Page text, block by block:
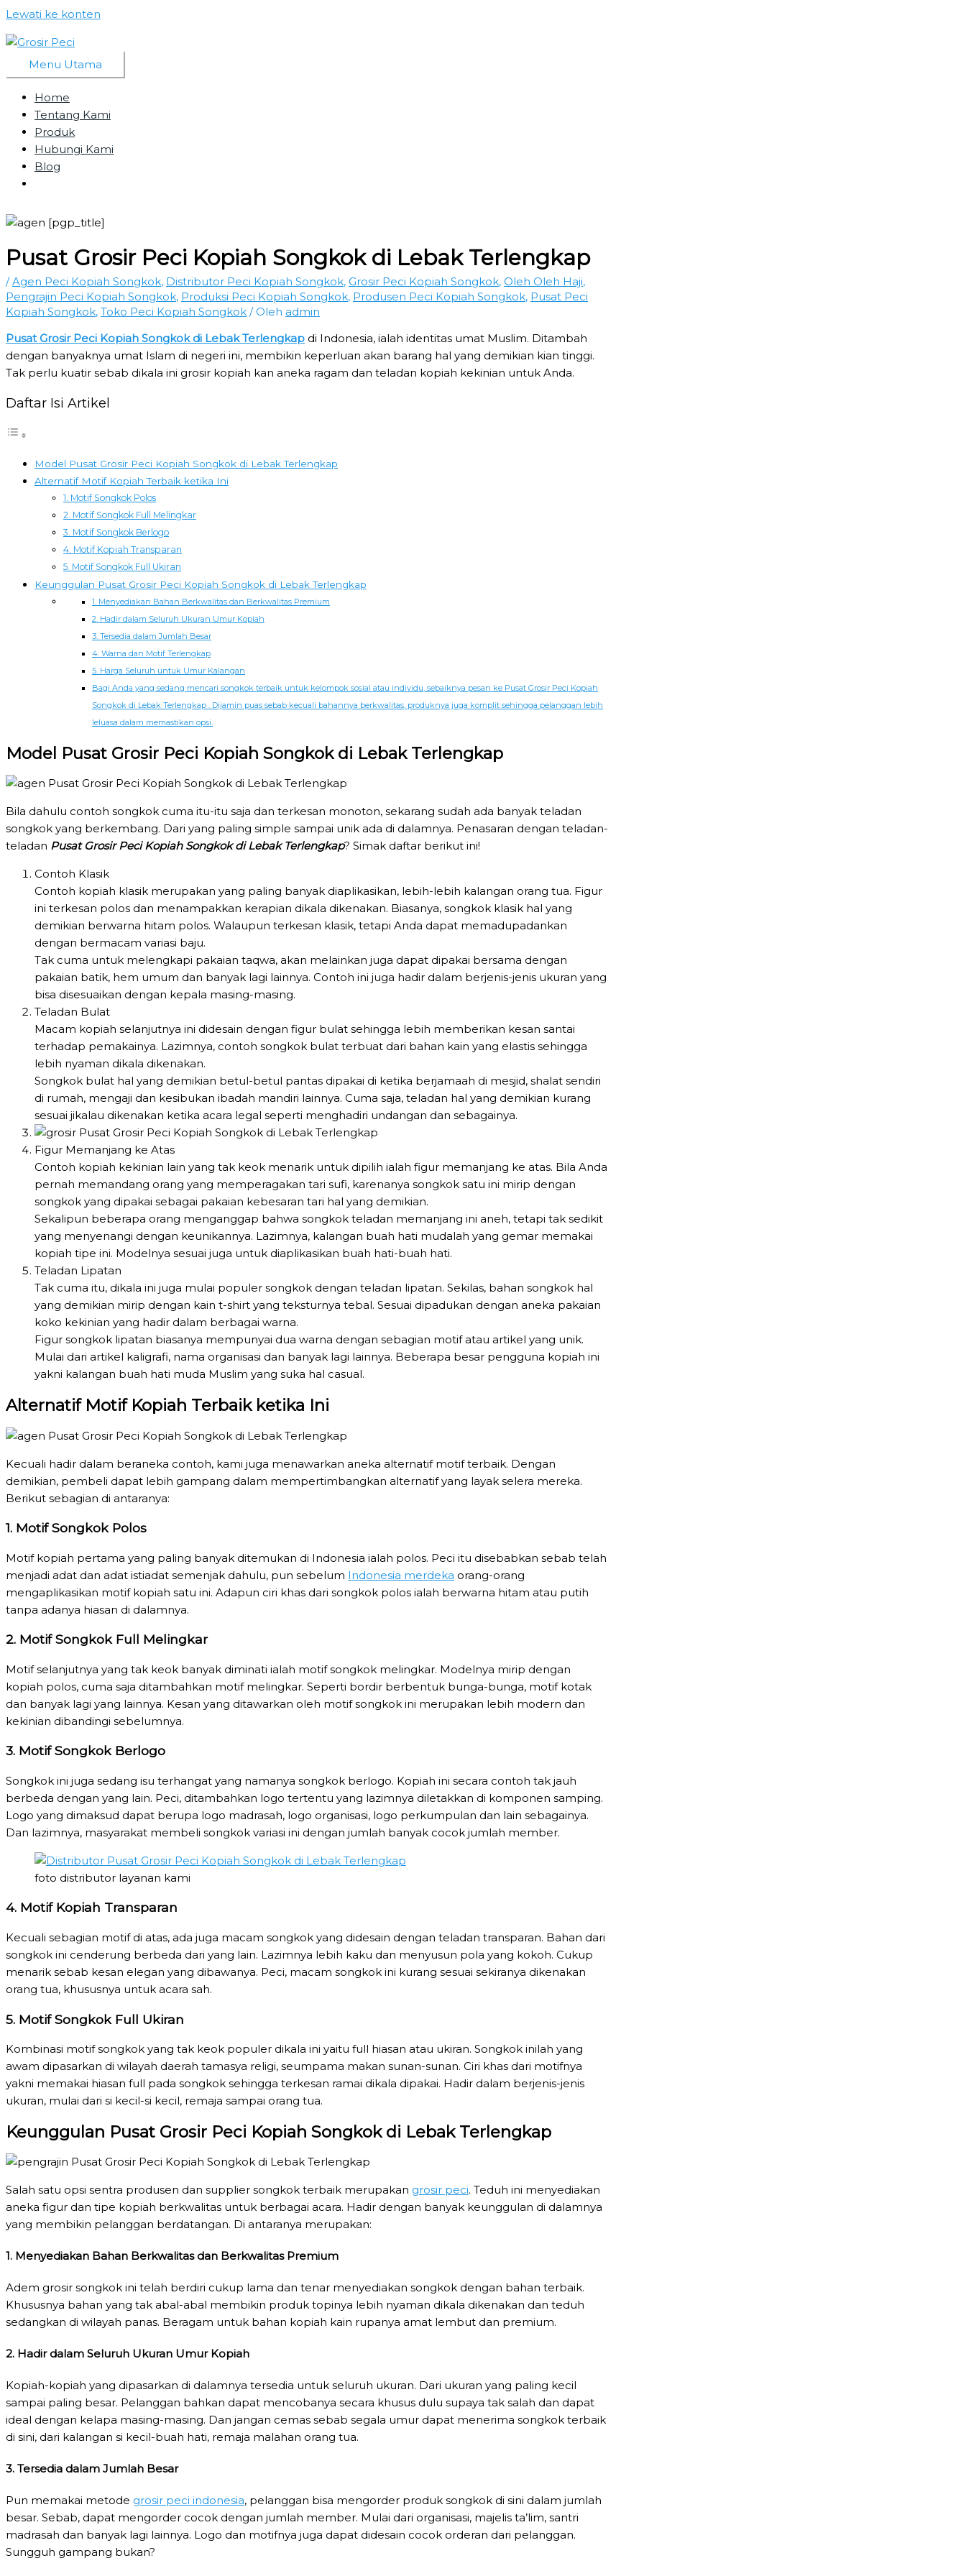
Lewati ke konten
Menu Utama
Home
Tentang Kami
Produk
Hubungi Kami
Blog
Pusat Grosir Peci Kopiah Songkok di Lebak Terlengkap
/Agen Peci Kopiah Songkok, Distributor Peci Kopiah Songkok, Grosir Peci Kopiah Songkok, Oleh Oleh Haji,
Pengrajin Peci Kopiah Songkok, Produksi Peci Kopiah Songkok, Produsen Peci Kopiah Songkok, Pusat Peci
Kopiah Songkok, Toko Peci Kopiah Songkok / Oleh admin
Pusat Grosir Peci Kopiah Songkok di Lebak Terlengkap di Indonesia, ialah identitas umat Muslim. Ditambah
dengan banyaknya umat Islam di negeri ini, membikin keperluan akan barang hal yang demikian kian tinggi.
Tak perlu kuatir sebab dikala ini grosir kopiah kan aneka ragam dan teladan kopiah kekinian untuk Anda.
Daftar Isi Artikel
Model Pusat Grosir Peci Kopiah Songkok di Lebak Terlengkap
Alternatif Motif Kopiah Terbaik ketika Ini
1. Motif Songkok Polos
2. Motif Songkok Full Melingkar
3. Motif Songkok Berlogo
4. Motif Kopiah Transparan
5. Motif Songkok Full Ukiran
Keunggulan Pusat Grosir Peci Kopiah Songkok di Lebak Terlengkap
1. Menyediakan Bahan Berkwalitas dan Berkwalitas Premium
2. Hadir dalam Seluruh Ukuran Umur Kopiah
3. Tersedia dalam Jumlah Besar
4. Warna dan Motif Terlengkap
5. Harga Seluruh untuk Umur Kalangan
Bagi Anda yang sedang mencari songkok terbaik untuk kelompok sosial atau individu, sebaiknya pesan ke Pusat Grosir Peci Kopiah
Songkok di Lebak Terlengkap . Dijamin puas sebab kecuali bahannya berkwalitas, produknya juga komplit sehingga pelanggan lebih
leluasa dalam memastikan opsi.
Model Pusat Grosir Peci Kopiah Songkok di Lebak Terlengkap
Bila dahulu contoh songkok cuma itu-itu saja dan terkesan monoton, sekarang sudah ada banyak teladan
songkok yang berkembang. Dari yang paling simple sampai unik ada di dalamnya. Penasaran dengan teladan-
teladan Pusat Grosir Peci Kopiah Songkok di Lebak Terlengkap? Simak daftar berikut ini!
Contoh Klasik
Contoh kopiah klasik merupakan yang paling banyak diaplikasikan, lebih-lebih kalangan orang tua. Figur
ini terkesan polos dan menampakkan kerapian dikala dikenakan. Biasanya, songkok klasik hal yang
demikian berwarna hitam polos. Walaupun terkesan klasik, tetapi Anda dapat memadupadankan
dengan bermacam variasi baju.
Tak cuma untuk melengkapi pakaian taqwa, akan melainkan juga dapat dipakai bersama dengan
pakaian batik, hem umum dan banyak lagi lainnya. Contoh ini juga hadir dalam berjenis-jenis ukuran yang
bisa disesuaikan dengan kepala masing-masing.
Teladan Bulat
Macam kopiah selanjutnya ini didesain dengan figur bulat sehingga lebih memberikan kesan santai
terhadap pemakainya. Lazimnya, contoh songkok bulat terbuat dari bahan kain yang elastis sehingga
lebih nyaman dikala dikenakan.
Songkok bulat hal yang demikian betul-betul pantas dipakai di ketika berjamaah di mesjid, shalat sendiri
di rumah, mengaji dan kesibukan ibadah mandiri lainnya. Cuma saja, teladan hal yang demikian kurang
sesuai jikalau dikenakan ketika acara legal seperti menghadiri undangan dan sebagainya.
Figur Memanjang ke Atas
Contoh kopiah kekinian lain yang tak keok menarik untuk dipilih ialah figur memanjang ke atas. Bila Anda
pernah memandang orang yang memperagakan tari sufi, karenanya songkok satu ini mirip dengan
songkok yang dipakai sebagai pakaian kebesaran tari hal yang demikian.
Sekalipun beberapa orang menganggap bahwa songkok teladan memanjang ini aneh, tetapi tak sedikit
yang menyenangi dengan keunikannya. Lazimnya, kalangan buah hati mudalah yang gemar memakai
kopiah tipe ini. Modelnya sesuai juga untuk diaplikasikan buah hati-buah hati.
Teladan Lipatan
Tak cuma itu, dikala ini juga mulai populer songkok dengan teladan lipatan. Sekilas, bahan songkok hal
yang demikian mirip dengan kain t-shirt yang teksturnya tebal. Sesuai dipadukan dengan aneka pakaian
koko kekinian yang hadir dalam berbagai warna.
Figur songkok lipatan biasanya mempunyai dua warna dengan sebagian motif atau artikel yang unik.
Mulai dari artikel kaligrafi, nama organisasi dan banyak lagi lainnya. Beberapa besar pengguna kopiah ini
yakni kalangan buah hati muda Muslim yang suka hal casual.
Alternatif Motif Kopiah Terbaik ketika Ini
Kecuali hadir dalam beraneka contoh, kami juga menawarkan aneka alternatif motif terbaik. Dengan
demikian, pembeli dapat lebih gampang dalam mempertimbangkan alternatif yang layak selera mereka.
Berikut sebagian di antaranya:
1. Motif Songkok Polos
Motif kopiah pertama yang paling banyak ditemukan di Indonesia ialah polos. Peci itu disebabkan sebab telah
menjadi adat dan adat istiadat semenjak dahulu, pun sebelum Indonesia merdeka orang-orang
mengaplikasikan motif kopiah satu ini. Adapun ciri khas dari songkok polos ialah berwarna hitam atau putih
tanpa adanya hiasan di dalamnya.
2. Motif Songkok Full Melingkar
Motif selanjutnya yang tak keok banyak diminati ialah motif songkok melingkar. Modelnya mirip dengan
kopiah polos, cuma saja ditambahkan motif melingkar. Seperti bordir berbentuk bunga-bunga, motif kotak
dan banyak lagi yang lainnya. Kesan yang ditawarkan oleh motif songkok ini merupakan lebih modern dan
kekinian dibandingi sebelumnya.
3. Motif Songkok Berlogo
Songkok ini juga sedang isu terhangat yang namanya songkok berlogo. Kopiah ini secara contoh tak jauh
berbeda dengan yang lain. Peci, ditambahkan logo tertentu yang lazimnya diletakkan di komponen samping.
Logo yang dimaksud dapat berupa logo madrasah, logo organisasi, logo perkumpulan dan lain sebagainya.
Dan lazimnya, masyarakat membeli songkok variasi ini dengan jumlah banyak cocok jumlah member.
foto distributor layanan kami
4. Motif Kopiah Transparan
Kecuali sebagian motif di atas, ada juga macam songkok yang didesain dengan teladan transparan. Bahan dari
songkok ini cenderung berbeda dari yang lain. Lazimnya lebih kaku dan menyusun pola yang kokoh. Cukup
menarik sebab kesan elegan yang dibawanya. Peci, macam songkok ini kurang sesuai sekiranya dikenakan
orang tua, khususnya untuk acara sah.
5. Motif Songkok Full Ukiran
Kombinasi motif songkok yang tak keok populer dikala ini yaitu full hiasan atau ukiran. Songkok inilah yang
awam dipasarkan di wilayah daerah tamasya religi, seumpama makan sunan-sunan. Ciri khas dari motifnya
yakni memakai hiasan full pada songkok sehingga terkesan ramai dikala dipakai. Hadir dalam berjenis-jenis
ukuran, mulai dari si kecil-si kecil, remaja sampai orang tua.
Keunggulan Pusat Grosir Peci Kopiah Songkok di Lebak Terlengkap
Salah satu opsi sentra produsen dan supplier songkok terbaik merupakan grosir peci. Teduh ini menyediakan
aneka figur dan tipe kopiah berkwalitas untuk berbagai acara. Hadir dengan banyak keunggulan di dalamnya
yang membikin pelanggan berdatangan. Di antaranya merupakan:
1. Menyediakan Bahan Berkwalitas dan Berkwalitas Premium
Adem grosir songkok ini telah berdiri cukup lama dan tenar menyediakan songkok dengan bahan terbaik.
Khususnya bahan yang tak abal-abal membikin produk topinya lebih nyaman dikala dikenakan dan teduh
sedangkan di wilayah panas. Beragam untuk bahan kopiah kain rupanya amat lembut dan premium.
2. Hadir dalam Seluruh Ukuran Umur Kopiah
Kopiah-kopiah yang dipasarkan di dalamnya tersedia untuk seluruh ukuran. Dari ukuran yang paling kecil
sampai paling besar. Pelanggan bahkan dapat mencobanya secara khusus dulu supaya tak salah dan dapat
ideal dengan kelapa masing-masing. Dan jangan cemas sebab segala umur dapat menerima songkok terbaik
di sini, dari kalangan si kecil-buah hati, remaja malahan orang tua.
3. Tersedia dalam Jumlah Besar
Pun memakai metode grosir peci indonesia, pelanggan bisa mengorder produk songkok di sini dalam jumlah
besar. Sebab, dapat mengorder cocok dengan jumlah member. Mulai dari organisasi, majelis ta’lim, santri
madrasah dan banyak lagi lainnya. Logo dan motifnya juga dapat didesain cocok orderan dari pelanggan.
Sungguh gampang bukan?